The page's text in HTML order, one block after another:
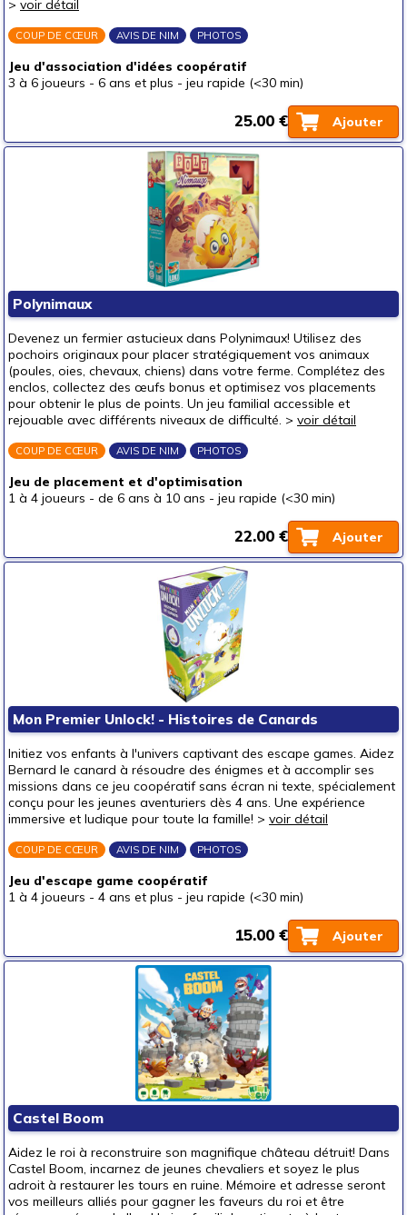
> voir détail
COUP DE CŒUR AVIS DE NIM PHOTOS
Jeu d'association d'idées coopératif
3 à 6 joueurs - 6 ans et plus - jeu rapide (<30 min)
Ajouter
25.00 €
Polynimaux
Devenez un fermier astucieux dans Polynimaux! Utilisez des
pochoirs originaux pour placer stratégiquement vos animaux
(poules, oies, chevaux, chiens) dans votre ferme. Complétez des
enclos, collectez des œufs bonus et optimisez vos placements
pour obtenir le plus de points. Un jeu familial accessible et
rejouable avec différents niveaux de difficulté. > voir détail
COUP DE CŒUR AVIS DE NIM PHOTOS
Jeu de placement et d'optimisation
1 à 4 joueurs - de 6 ans à 10 ans - jeu rapide (<30 min)
Ajouter
22.00 €
Mon Premier Unlock! - Histoires de Canards
Initiez vos enfants à l'univers captivant des escape games. Aidez
Bernard le canard à résoudre des énigmes et à accomplir ses
missions dans ce jeu coopératif sans écran ni texte, spécialement
conçu pour les jeunes aventuriers dès 4 ans. Une expérience
immersive et ludique pour toute la famille! > voir détail
COUP DE CŒUR AVIS DE NIM PHOTOS
Jeu d'escape game coopératif
1 à 4 joueurs - 4 ans et plus - jeu rapide (<30 min)
Ajouter
15.00 €
Castel Boom
Aidez le roi à reconstruire son magnifique château détruit! Dans
Castel Boom, incarnez de jeunes chevaliers et soyez le plus
adroit à restaurer les tours en ruine. Mémoire et adresse seront
vos meilleurs alliés pour gagner les faveurs du roi et être